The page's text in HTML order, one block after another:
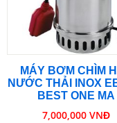
MÁY BƠM CHÌM
NƯỚC THẢI INOX
BEST ONE MA
7,000,000 VNĐ